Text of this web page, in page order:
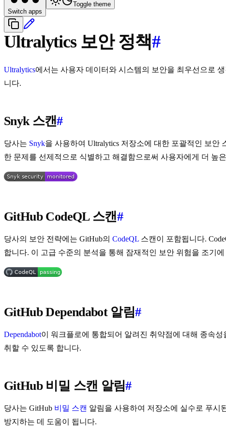
Switch apps
Toggle theme
Ultralytics 보안 정책#
Ultralytics에서는 사용자 데이터와 시스템의 보안을 최우선으로
니다.
Snyk 스캔#
당사는 Snyk을 사용하여 Ultralytics 저장소에 대한 포괄적인 보안
한 문제를 선제적으로 식별하고 해결함으로써 사용자에게 더 높
GitHub CodeQL 스캔#
당사의 보안 전략에는 GitHub의 CodeQL 스캔이 포함됩니다.
합니다. 이 고급 수준의 분석을 통해 잠재적인 보안 위험을 조기
GitHub Dependabot 알림#
Dependabot이 워크플로에 통합되어 알려진 취약점에 대해 종속
취할 수 있도록 합니다.
GitHub 비밀 스캔 알림#
당사는 GitHub 비밀 스캔 알림을 사용하여 저장소에 실수로 푸시
방지하는 데 도움이 됩니다.